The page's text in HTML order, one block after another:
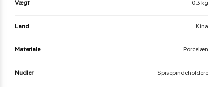
Vægt 0,3 kg
Land Kina
Materiale Porcelæn
Nudler Spisepindeholdere